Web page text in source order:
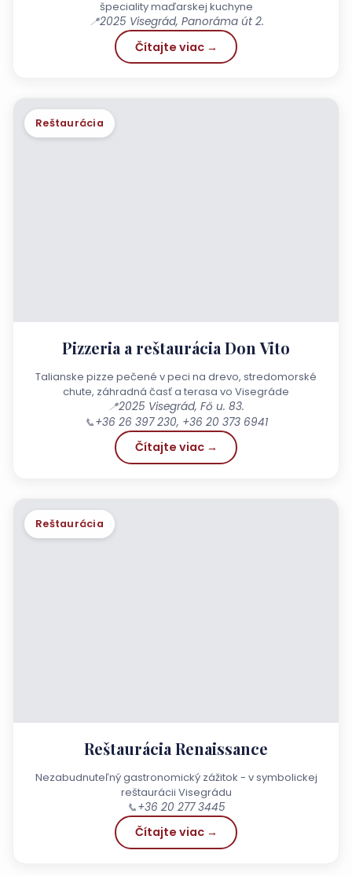
špeciality maďarskej kuchyne
📍2025 Visegrád, Panoráma út 2.
Čítajte viac →
Reštaurácia
Pizzeria a reštaurácia Don Vito
Talianske pizze pečené v peci na drevo, stredomorské
chute, záhradná časť a terasa vo Visegráde
📍2025 Visegrád, Fő u. 83.
📞+36 26 397 230, +36 20 373 6941
Čítajte viac →
Reštaurácia
Reštaurácia Renaissance
Nezabudnuteľný gastronomický zážitok - v symbolickej
reštaurácii Visegrádu
📞+36 20 277 3445
Čítajte viac →